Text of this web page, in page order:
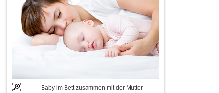
Baby im Bett zusammen mit der Mutter